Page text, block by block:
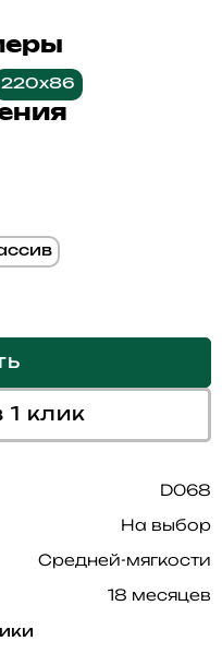
220x86
1 клик
D068
На выбор
Средней-мягкости
18 месяцев